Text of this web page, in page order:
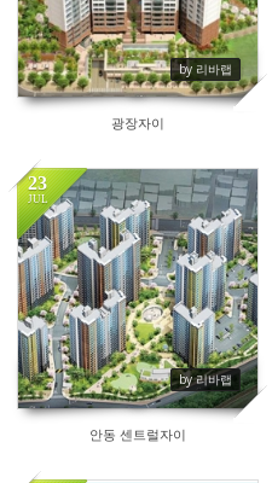
by 리바랩
광장자이
23
JUL
by 리바랩
63
안동 센트럴자이